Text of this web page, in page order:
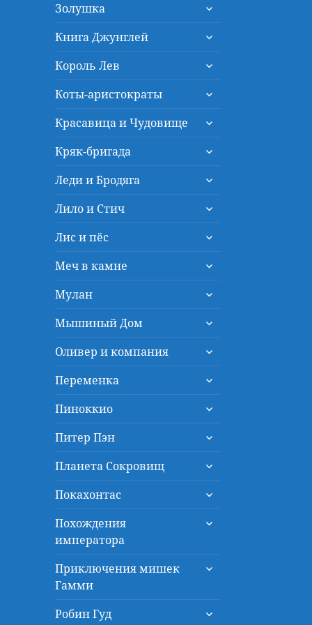
меню
Золушка
раскрыть
меню
Книга Джунглей
раскрыть
меню
Король Лев
раскрыть
меню
Коты-аристократы
раскрыть
меню
Красавица и Чудовище
раскрыть
меню
Кряк-бригада
раскрыть
меню
Леди и Бродяга
раскрыть
меню
Лило и Стич
раскрыть
меню
Лис и пёс
раскрыть
меню
Меч в камне
раскрыть
меню
Мулан
раскрыть
меню
Мышиный Дом
раскрыть
меню
Оливер и компания
раскрыть
меню
Переменка
раскрыть
меню
Пиноккио
раскрыть
меню
Питер Пэн
раскрыть
меню
Планета Сокровищ
раскрыть
меню
Покахонтас
раскрыть
меню
Похождения
императора
раскрыть
Приключения мишек
Гамми
раскрыть
Робин Гуд
раскрыть